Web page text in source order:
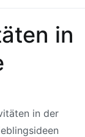
in
in der